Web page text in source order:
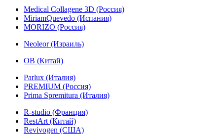
Medical Collagene 3D (Россия)
MiriamQuevedo (Испания)
MORIZO (Россия)
Neoleor (Израиль)
OB (Китай)
Parlux (Италия)
PREMIUM (Россия)
Prima Spremitura (Италия)
R-studio (Франция)
RestArt (Китай)
Revivogen (США)